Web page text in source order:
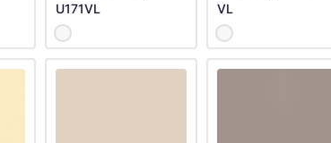
U171VL
VL